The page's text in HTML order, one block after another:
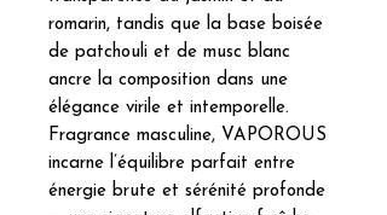
romarin, tandis que la base boisée
de patchouli et de musc blanc
ancre la composition dans une
élégance virile et intemporelle.
Fragrance masculine, VAPOROUS
incarne l’équilibre parfait entre
énergie brute et sérénité profonde